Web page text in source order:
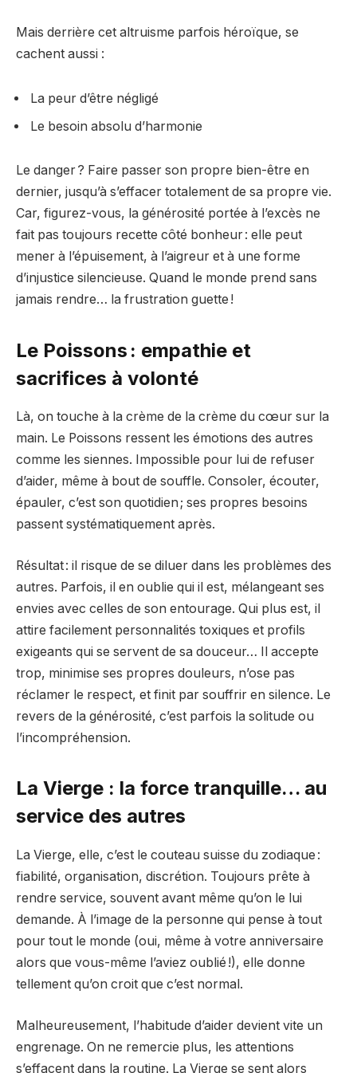
Mais derrière cet altruisme parfois héroïque, se
cachent aussi :
La peur d’être négligé
Le besoin absolu d’harmonie
Le danger ? Faire passer son propre bien-être en
dernier, jusqu’à s’effacer totalement de sa propre vie.
Car, figurez-vous, la générosité portée à l’excès ne
fait pas toujours recette côté bonheur : elle peut
mener à l’épuisement, à l’aigreur et à une forme
d’injustice silencieuse. Quand le monde prend sans
jamais rendre… la frustration guette !
Le Poissons : empathie et
sacrifices à volonté
Là, on touche à la crème de la crème du cœur sur la
main. Le Poissons ressent les émotions des autres
comme les siennes. Impossible pour lui de refuser
d’aider, même à bout de souffle. Consoler, écouter,
épauler, c’est son quotidien ; ses propres besoins
passent systématiquement après.
Résultat : il risque de se diluer dans les problèmes des
autres. Parfois, il en oublie qui il est, mélangeant ses
envies avec celles de son entourage. Qui plus est, il
attire facilement personnalités toxiques et profils
exigeants qui se servent de sa douceur… Il accepte
trop, minimise ses propres douleurs, n’ose pas
réclamer le respect, et finit par souffrir en silence. Le
revers de la générosité, c’est parfois la solitude ou
l’incompréhension.
La Vierge : la force tranquille… au
service des autres
La Vierge, elle, c’est le couteau suisse du zodiaque :
fiabilité, organisation, discrétion. Toujours prête à
rendre service, souvent avant même qu’on le lui
demande. À l’image de la personne qui pense à tout
pour tout le monde (oui, même à votre anniversaire
alors que vous-même l’aviez oublié !), elle donne
tellement qu’on croit que c’est normal.
Malheureusement, l’habitude d’aider devient vite un
engrenage. On ne remercie plus, les attentions
s’effacent dans la routine. La Vierge se sent alors